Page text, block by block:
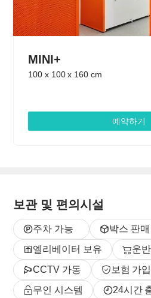
MINI+
100 x 100x 160cm
예약하기
보관 및 편의시설
주차 가능
박스 판매
엘리베이터 보유
운
CCTV 가동
보험 가입
무인 시스템
24시간